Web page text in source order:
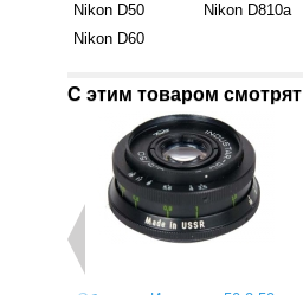
Nikon D50
Nikon D60
Nikon D810a
С этим товаром смотрят